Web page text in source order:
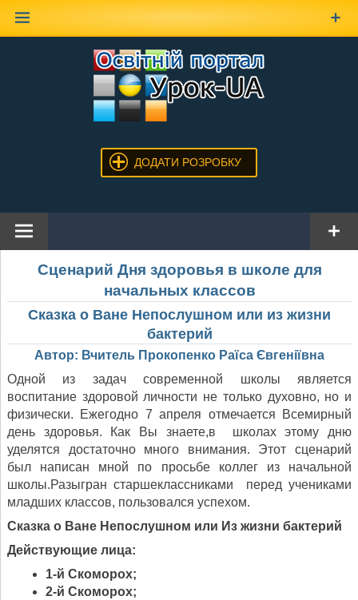
ДОДАТИ РОЗРОБКУ
Сценарий Дня здоровья в школе для
начальных классов
Сказка о Ване Непослушном или из жизни
бактерий
Автор: Вчитель Прокопенко Раїса Євгеніївна
Одной из задач современной школы является
воспитание здоровой личности не только духовно, но и
физически. Ежегодно 7 апреля отмечается Всемирный
день здоровья. Как Вы знаете,в школах этому дню
уделятся достаточно много внимания. Этот сценарий
был написан мной по просьбе коллег из начальной
школы.Разыгран старшеклассниками перед учениками
младших классов, пользовался успехом.
Сказка о Ване Непослушном или Из жизни бактерий
Действующие лица:
1-й Скоморох;
2-й Скоморох;